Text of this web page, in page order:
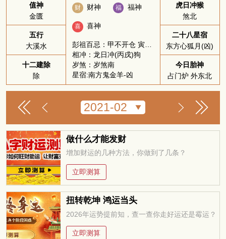
值神
金匮
五行
大溪水
十二建除
除
财 财神 福 福神
喜 喜神
相冲：龙日冲(丙戌)狗
岁煞：岁煞南
星宿:南方鬼金羊-凶
虎日冲猴
煞北
二十八星宿
东方心狐月(凶)
今日胎神
占门炉 外东北
做什么才能发财
增加财运的几种方法，你做到了几条？
立即测算
扭转乾坤 鸿运当头
2026年运势提前知，查一查你走好运还是霉运？
立即测算